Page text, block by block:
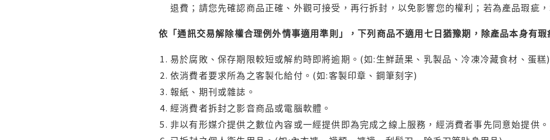
退費；請您先確認商品正確、外觀可接受，再行拆封，以免影響您的權利；若為產品瑕疵，
依「通訊交易解除權合理例外情事適用準則」，下列商品不適用七日猶豫期，除產品本身有瑕
易於腐敗、保存期限較短或解約時即將逾期。(如:生鮮蔬果、乳製品、冷凍冷藏食材、蛋糕)
依消費者要求所為之客製化給付。(如:客製印章、鋼筆刻字)
報紙、期刊或雜誌。
經消費者拆封之影音商品或電腦軟體。
非以有形媒介提供之數位內容或一經提供即為完成之線上服務，經消費者事先同意始提供